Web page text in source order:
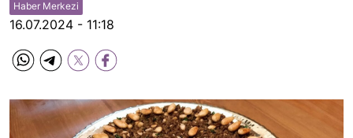
Haber Merkezi
16.07.2024 - 11:18